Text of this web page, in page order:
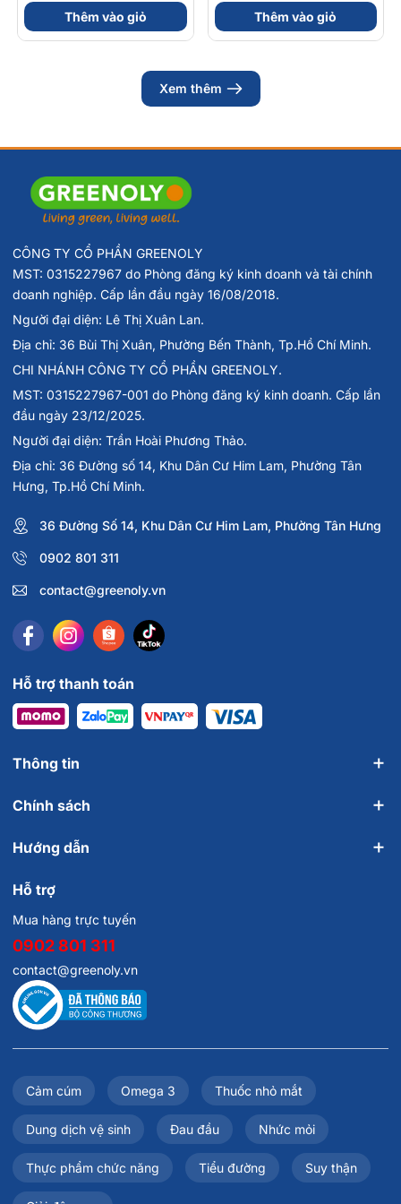
dụng tùy thuộc vào cơ địa từng người. Vui lòng đọc kỹ hướng
dẫn sử dụng trên nhãn và tham khảo ý kiến bác sĩ trước khi
Greenoly cam kết cung cấp sản phẩm chính hãng
Phường Tân Hưng
Hotline tư vấn: 0902 801 311
📩Email:contact@greenoly.vn
Thêm vào giỏ Thêm vào giỏ
Xem thêm
CÔNG TY CỔ PHẦN GREENOLY
MST: 0315227967 do Phòng đăng ký kinh doanh và tài chính
doanh nghiệp. Cấp lần đầu ngày 16/08/2018.
Người đại diện: Lê Thị Xuân Lan.
Địa chỉ: 36 Bùi Thị Xuân, Phường Bến Thành, Tp.Hồ Chí Minh.
CHI NHÁNH CÔNG TY CỔ PHẦN GREENOLY.
MST: 0315227967-001 do Phòng đăng ký kinh doanh. Cấp lần
đầu ngày 23/12/2025.
Người đại diện: Trần Hoài Phương Thảo.
Địa chỉ: 36 Đường số 14, Khu Dân Cư Him Lam, Phường Tân
Hưng, Tp.Hồ Chí Minh.
36 Đường Số 14, Khu Dân Cư Him Lam, Phường Tân Hưng
0902 801 311
contact@greenoly.vn
Hỗ trợ thanh toán
Thông tin
Chính sách
Hướng dẫn
Hỗ trợ
Mua hàng trực tuyến
0902 801 311
contact@greenoly.vn
Cảm cúm Omega 3 Thuốc nhỏ mắt
Dung dịch vệ sinh Đau đầu Nhức mỏi
Thực phẩm chức năng Tiểu đường Suy thận